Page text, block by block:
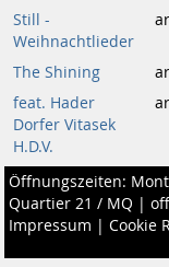
Still -
Weihnachtlieder
The Shining
feat. Hader
Dorfer Vitasek
H.D.V.
Öffnungszeiten:
Quartier 21 / MQ |
Impressum | Cookie